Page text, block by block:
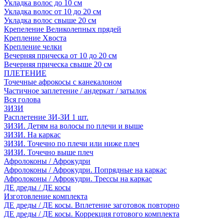
Укладка волос до 10 см
Укладка волос от 10 до 20 см
Укладка волос свыше 20 см
Крепеление Великолепных прядей
Крепление Хвоста
Крепление челки
Вечерняя прическа от 10 до 20 см
Вечерняя прическа свыше 20 см
ПЛЕТЕНИЕ
Точечные афрокосы с канекалоном
Частичное заплетение / андеркат / затылок
Вся голова
ЗИЗИ
Расплетение ЗИ-ЗИ 1 шт.
ЗИЗИ. Детям на волосы по плечи и выше
ЗИЗИ. На каркас
ЗИЗИ. Точечно по плечи или ниже плеч
ЗИЗИ. Точечно выше плеч
Афролоконы / Афрокудри
Афролоконы / Афрокудри. Попрядные на каркас
Афролоконы / Афрокудри. Трессы на каркас
ДЕ дреды / ДЕ косы
Изготовление комплекта
ДЕ дреды / ДЕ косы. Вплетение заготовок повторно
ДЕ дреды / ДЕ косы. Коррекция готового комплекта